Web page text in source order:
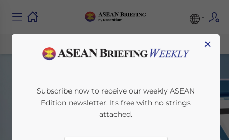
×
Subscribe now to receive our weekly ASEAN
Edition newsletter. Its free with no strings
attached.